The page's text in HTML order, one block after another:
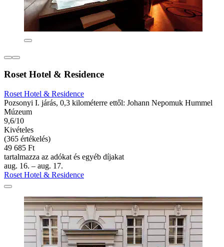
Roset Hotel & Residence
Roset Hotel & Residence
Pozsonyi I. járás, 0,3 kilométerre ettől: Johann Nepomuk Hummel
Múzeum
9,6/10
Kivételes
(365 értékelés)
49 685 Ft
tartalmazza az adókat és egyéb díjakat
aug. 16. – aug. 17.
Roset Hotel & Residence